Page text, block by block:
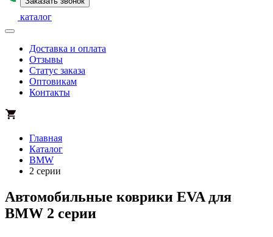
каталог
Доставка и оплата
Отзывы
Статус заказа
Оптовикам
Контакты
Главная
Каталог
BMW
2 серии
Автомобильные коврики EVA для
BMW 2 серии